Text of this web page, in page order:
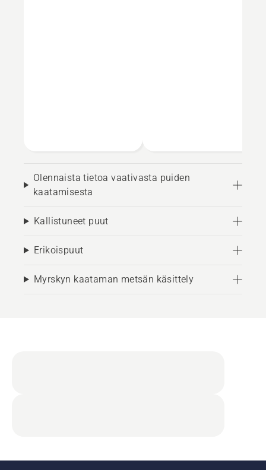
Olennaista tietoa vaativasta puiden
kaatamisesta
Kallistuneet puut
Erikoispuut
Myrskyn kaataman metsän käsittely